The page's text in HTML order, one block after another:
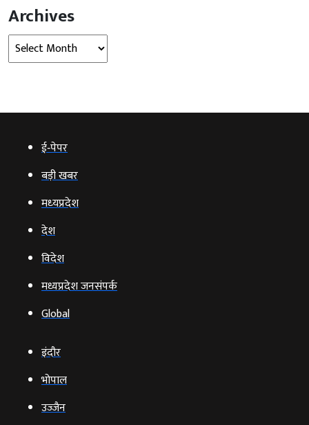
Archives
Archives
ई‑पेपर
बड़ी खबर
मध्‍यप्रदेश
देश
विदेश
मध्यप्रदेश जनसंपर्क
Global
इंदौर
भोपाल
उज्‍जैन